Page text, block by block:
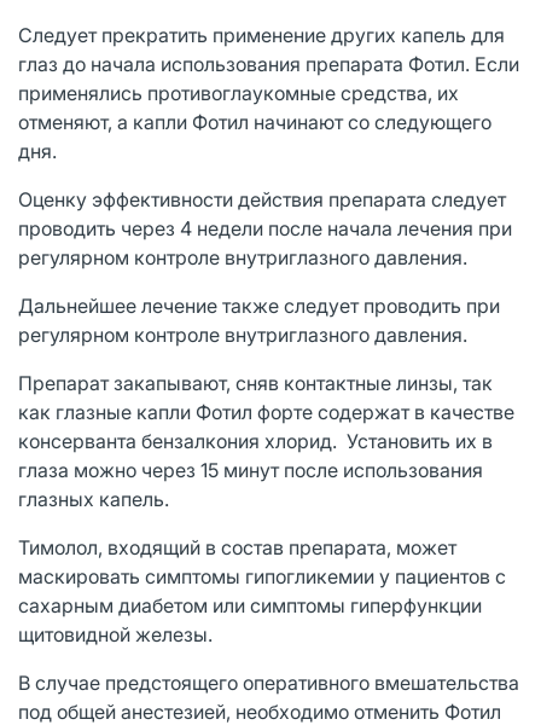
Следует прекратить применение других капель для
глаз до начала использования препарата Фотил. Если
применялись противоглаукомные средства, их
отменяют, а капли Фотил начинают со следующего
дня.
Оценку эффективности действия препарата следует
проводить через 4 недели после начала лечения при
регулярном контроле внутриглазного давления.
Дальнейшее лечение также следует проводить при
регулярном контроле внутриглазного давления.
Препарат закапывают, сняв контактные линзы, так
как глазные капли Фотил форте содержат в качестве
консерванта бензалкония хлорид. Установить их в
глаза можно через 15 минут после использования
глазных капель.
Тимолол, входящий в состав препарата, может
маскировать симптомы гипогликемии у пациентов с
сахарным диабетом или симптомы гиперфункции
щитовидной железы.
В случае предстоящего оперативного вмешательства
под общей анестезией, необходимо отменить Фотил